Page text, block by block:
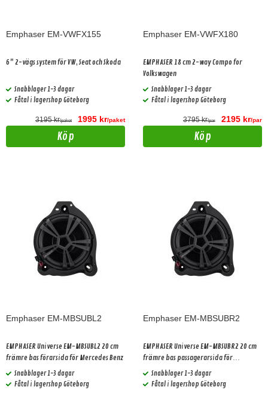
Emphaser EM-VWFX155
6" 2-vägs system för VW, Seat och Skoda
Snabblager 1-3 dagar
Fåtal i lagershop Göteborg
3195 kr/paket 1995 kr/paket
Köp
Emphaser EM-VWFX180
EMPHASER 18 cm 2-way Compo for
Volkswagen
Snabblager 1-3 dagar
Fåtal i lagershop Göteborg
3795 kr/par 2195 kr/par
Köp
Emphaser EM-MBSUBL2
EMPHASER Universe EM-MBSUBL2 20 cm
främre bas förarsida för Mercedes Benz
Snabblager 1-3 dagar
Fåtal i lagershop Göteborg
Emphaser EM-MBSUBR2
EMPHASER Universe EM-MBSUBR2 20 cm
främre bas passagerarsida för
Mercedes Benz
Snabblager 1-3 dagar
Fåtal i lagershop Göteborg